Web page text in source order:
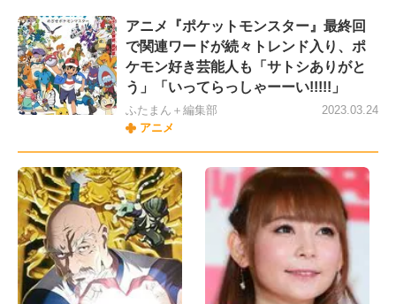
アニメ『ポケットモンスター』最終回
で関連ワードが続々トレンド入り、ポ
ケモン好き芸能人も「サトシありがと
う」「いってらっしゃーーい!!!!!」
ふたまん＋編集部
アニメ
2023.03.24